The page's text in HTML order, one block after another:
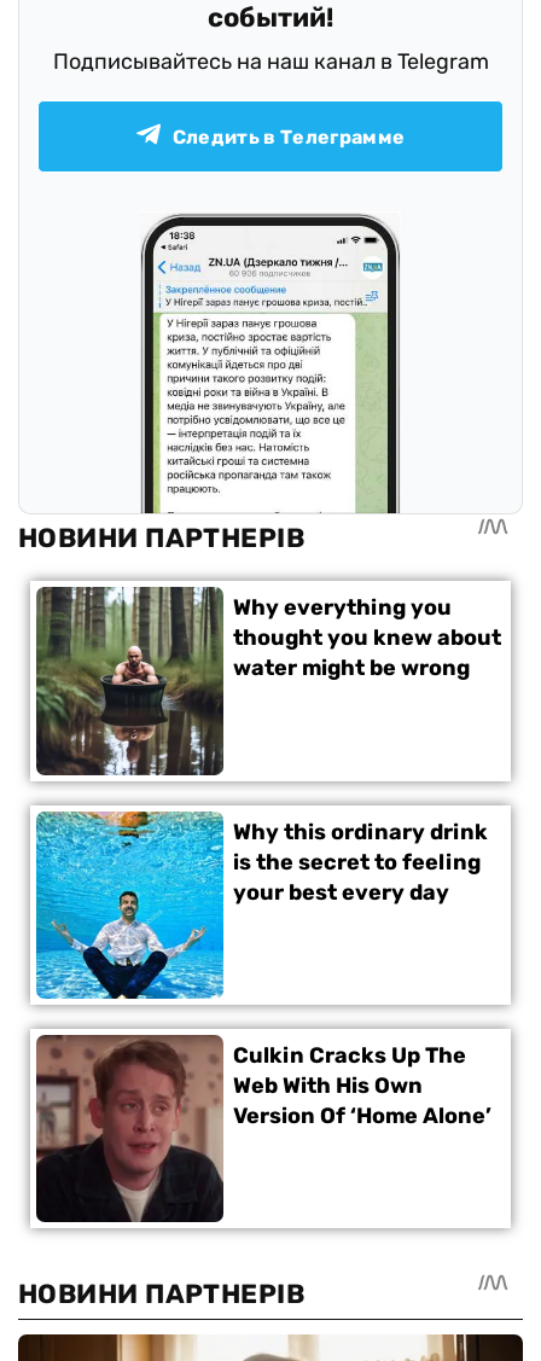
событий!
Подписывайтесь на наш канал в Telegram
Следить в Телеграмме